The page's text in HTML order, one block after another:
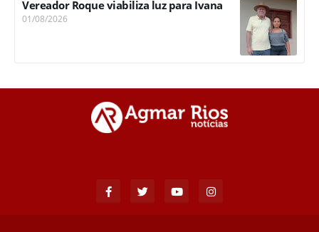
Vereador Roque viabiliza luz para Ivana
01/08/2026